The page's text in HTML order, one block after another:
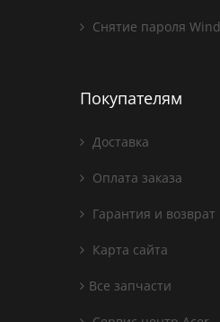
Снятие пароля
Покупателям
Доставка
Оплата заказа
Гарантия и возврат
Карта сайта
Все запчасти